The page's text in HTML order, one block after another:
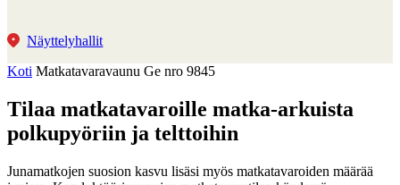
Näyttelyhallit
Koti Matkatavaravaunu Ge nro 9845
Tilaa matkatavaroille matka-arkuista
polkupyöriin ja telttoihin
Junamatkojen suosion kasvu lisäsi myös matkatavaroiden määrää